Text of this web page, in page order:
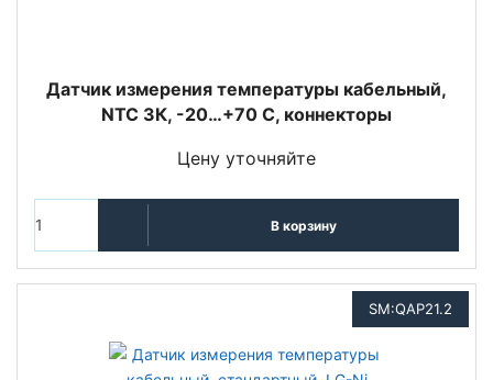
Датчик измерения температуры кабельный,
NTC 3К, -20…+70 С, коннекторы
Цену уточняйте
В корзину
SM:QAP21.2